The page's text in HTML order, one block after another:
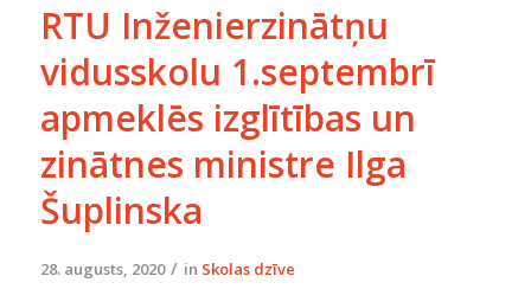
RTU Inženierzinātņu
vidusskolu 1.septembrī
apmeklēs izglītības un
zinātnes ministre Ilga
Šuplinska
28. augusts, 2020 / in Skolas dzīve